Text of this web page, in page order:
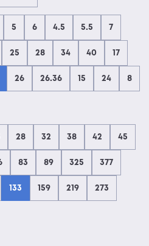
5 6 4.5 5.5 7
25 28 34 40 17
26 26.36 15 24 8
28 32 38 42 45
83 89 325 377
133 159 219 273